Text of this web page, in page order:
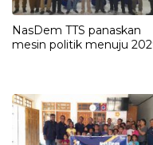
NasDem TTS panaskan
mesin politik menuju